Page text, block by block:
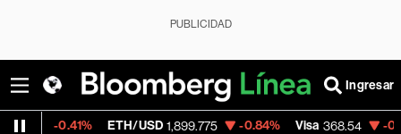
PUBLICIDAD
Ingresar
ETH/USD 1,899.775 -0.84% Visa 368.54 -0.28%